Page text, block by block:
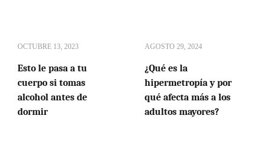
OCTUBRE 13, 2023
Esto le pasa a tu
cuerpo si tomas
alcohol antes de
dormir
AGOSTO 29, 2024
¿Qué es la
hipermetropía y por
qué afecta más a los
adultos mayores?